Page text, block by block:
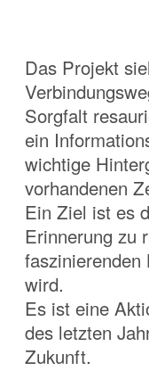
Das Projekt
Sorgfalt
ein
wichtige
vorhandenen
Ein Ziel ist es
Erinnerung zu
faszinierenden
wird.
Es ist eine
des letzten
Zukunft.